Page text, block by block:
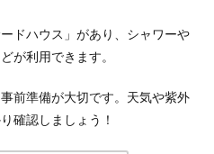
ドハウス」があり、シャワーや
が利用できます​。
前準備が大切です。天気や紫外
確認しましょう！